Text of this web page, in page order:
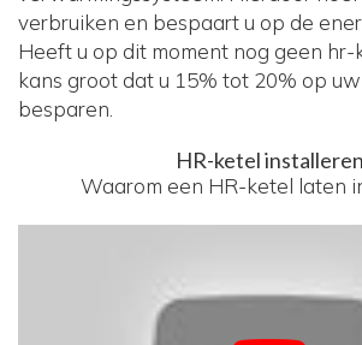
verbruiken en bespaart u op de
Heeft u op dit moment nog geen hr-
kans groot dat u 15% tot 20% op
besparen.
HR-ketel installeren
Waarom een HR-ketel laten